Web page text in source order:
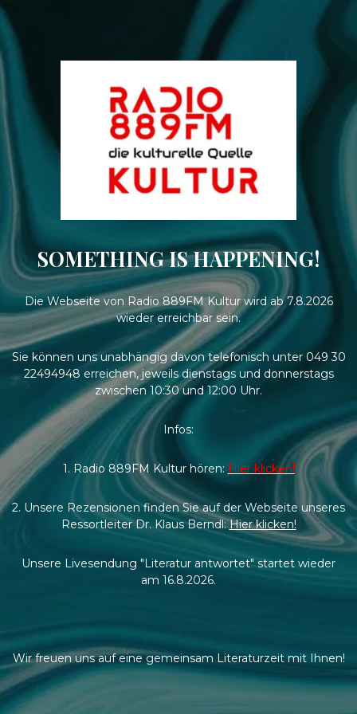
SOMETHING IS HAPPENING!
Die Webseite von Radio 889FM Kultur wird ab 7.8.2026
wieder erreichbar sein.
Sie können uns unabhängig davon telefonisch unter 049 30
22494948 erreichen, jeweils dienstags und donnerstags
zwischen 10:30 und 12:00 Uhr.
Infos:
1. Radio 889FM Kultur hören: Hier klicken!
2. Unsere Rezensionen finden Sie auf der Webseite unseres
Ressortleiter Dr. Klaus Berndl:Hier klicken!
Unsere Livesendung "Literatur antwortet" startet wieder
am 16.8.2026.
Wir freuen uns auf eine gemeinsam Literaturzeit mit Ihnen!